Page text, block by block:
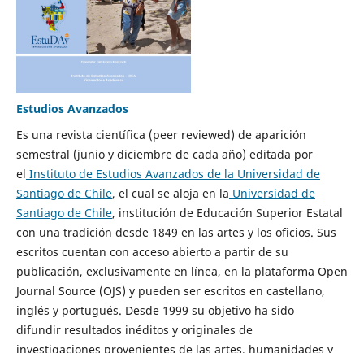
Estudios Avanzados
Es una revista científica (peer reviewed) de aparición
semestral (junio y diciembre de cada año) editada por
el Instituto de Estudios Avanzados de la Universidad de
Santiago de Chile, el cual se aloja en la Universidad de
Santiago de Chile, institución de Educación Superior Estatal
con una tradición desde 1849 en las artes y los oficios. Sus
escritos cuentan con acceso abierto a partir de su
publicación, exclusivamente en línea, en la plataforma Open
Journal Source (OJS) y pueden ser escritos en castellano,
inglés y portugués. Desde 1999 su objetivo ha sido
difundir resultados inéditos y originales de
investigaciones provenientes de las artes, humanidades y